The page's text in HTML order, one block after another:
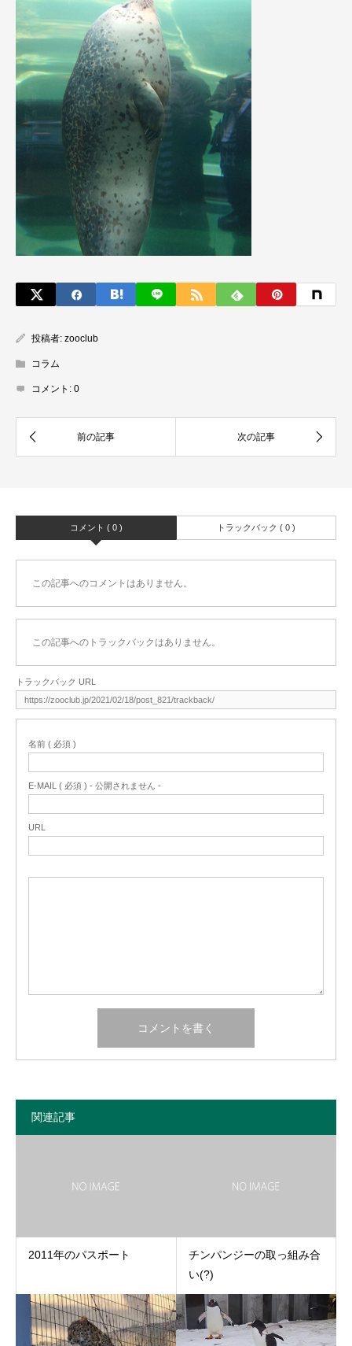
投稿者: zooclub
コラム
コメント: 0
コメント ( 0 ) トラックバック ( 0 )
この記事へのコメントはありません。
この記事へのトラックバックはありません。
トラックバック URL
名前 ( 必須 )
E-MAIL ( 必須 ) - 公開されません -
URL
関連記事
2011年のパスポート
チンパンジーの取っ組み合
い(?)